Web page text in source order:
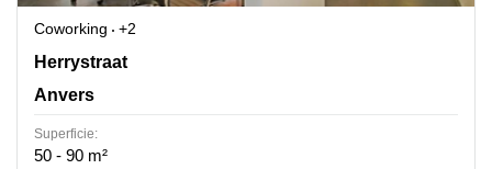
Coworking
+2
Herrystr. 8b, Anvers
Herrystraat
Anvers
Superficie:
50 - 90 m²